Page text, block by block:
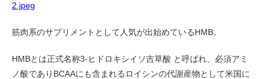
2.jpeg
筋肉系のサプリメントとして人気が出始めているHMB。
HMBとは正式名称3-ヒドロキシイソ吉草酸 と呼ばれ、必須アミ
ノ酸でありBCAAにも含まれるロイシンの代謝産物として米国に